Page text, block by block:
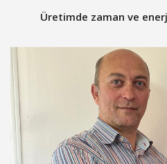
Üretimde zaman ve